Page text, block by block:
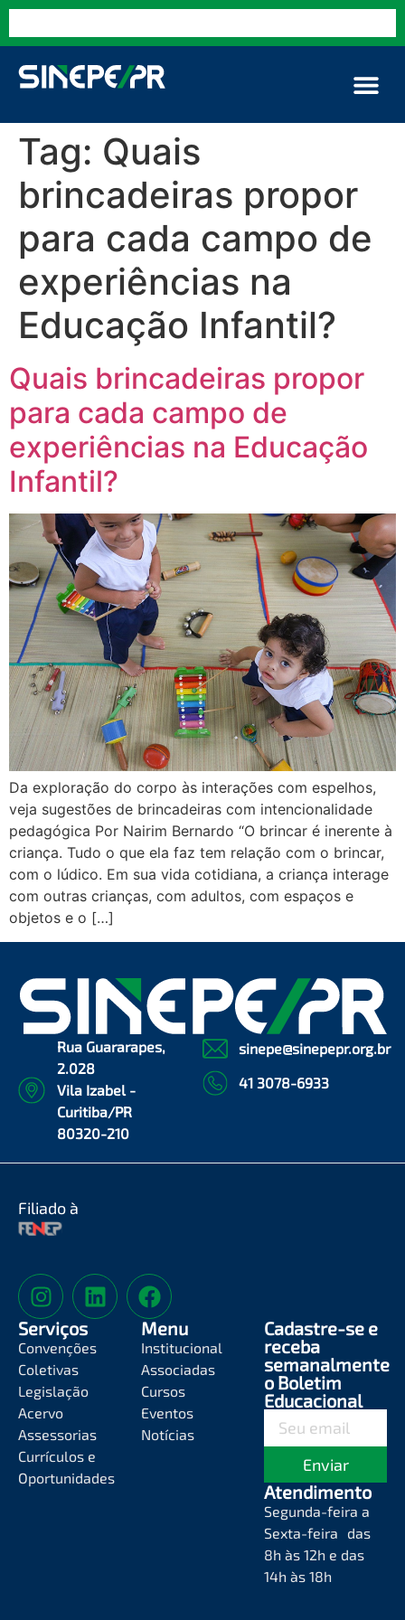
Tag: Quais
brincadeiras propor
para cada campo de
experiências na
Educação Infantil?
Quais brincadeiras propor
para cada campo de
experiências na Educação
Infantil?
Da exploração do corpo às interações com espelhos,
veja sugestões de brincadeiras com intencionalidade
pedagógica Por Nairim Bernardo “O brincar é inerente à
criança. Tudo o que ela faz tem relação com o brincar,
com o lúdico. Em sua vida cotidiana, a criança interage
com outras crianças, com adultos, com espaços e
objetos e o […]
Rua Guararapes,
2.028
Vila Izabel -
Curitiba/PR
80320-210
sinepe@sinepepr.org.br
41 3078-6933
Filiado à
Serviços
Convenções
Coletivas
Legislação
Acervo
Assessorias
Currículos e
Oportunidades
Menu
Institucional
Associadas
Cursos
Eventos
Notícias
Cadastre-se e
receba
semanalmente
o Boletim
Educacional
Enviar
Atendimento
Segunda-feira a
Sexta-feira das
8h às 12h e das
14h às 18h